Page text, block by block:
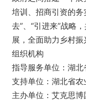
培训、招商引资的务
去”、“引进来”战略
展，全面助力乡村振
组织机构
指导服务单位：湖
支持单位：湖北省
主办单位：艾克思